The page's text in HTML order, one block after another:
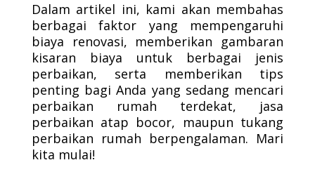
Dalam artikel ini, kami akan membahas
berbagai faktor yang mempengaruhi
biaya renovasi, memberikan gambaran
kisaran biaya untuk berbagai jenis
perbaikan, serta memberikan tips
penting bagi Anda yang sedang mencari
perbaikan rumah terdekat, jasa
perbaikan atap bocor, maupun tukang
perbaikan rumah berpengalaman. Mari
kita mulai!